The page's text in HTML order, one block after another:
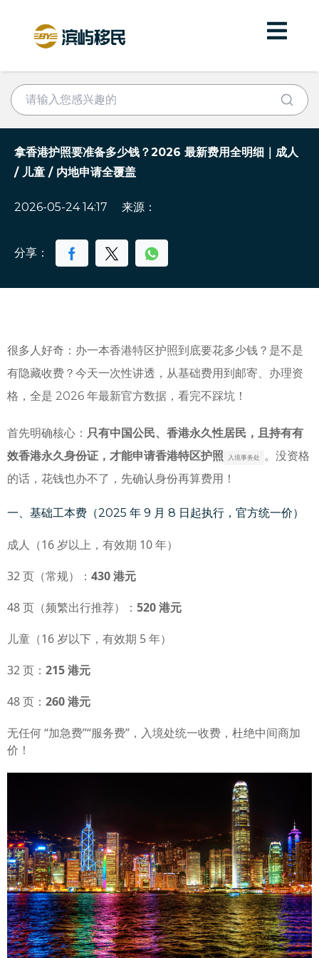
拿香港护照要准备多少钱？2026 最新费用全明细｜成人
/ 儿童 / 内地申请全覆盖
2026-05-24 14:17 来源：
分享：
很多人好奇：办一本香港特区护照到底要花多少钱？是不是
有隐藏收费？今天一次性讲透，从基础费用到邮寄、办理资
格，全是 2026 年最新官方数据，看完不踩坑！
首先明确核心： 只有中国公民、香港永久性居民，且持有有
效香港永久身份证，才能申请香港特区护照
入境事务处
。没资格
的话，花钱也办不了，先确认身份再算费用！
一、基础工本费（2025 年 9 月 8 日起执行，官方统一价）
成人（16 岁以上，有效期 10 年）
32 页（常规）： 430 港元
48 页（频繁出行推荐）： 520 港元
儿童（16 岁以下，有效期 5 年）
32 页： 215 港元
48 页： 260 港元
无任何 “加急费”“服务费”，入境处统一收费，杜绝中间商加
价！